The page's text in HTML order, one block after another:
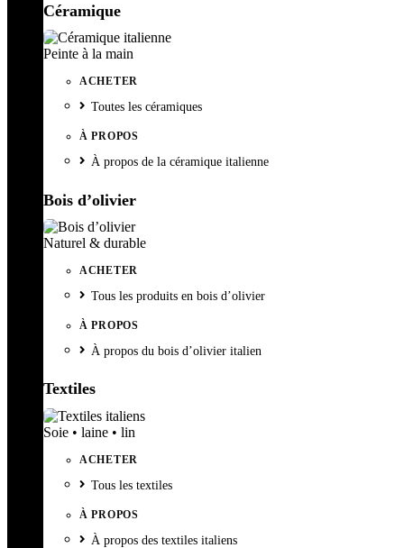
Céramique
Peinte à la main
ACHETER
Toutes les céramiques
À PROPOS
À propos de la céramique italienne
Bois d’olivier
Naturel & durable
ACHETER
Tous les produits en bois d’olivier
À PROPOS
À propos du bois d’olivier italien
Textiles
Soie • laine • lin
ACHETER
Tous les textiles
À PROPOS
À propos des textiles italiens